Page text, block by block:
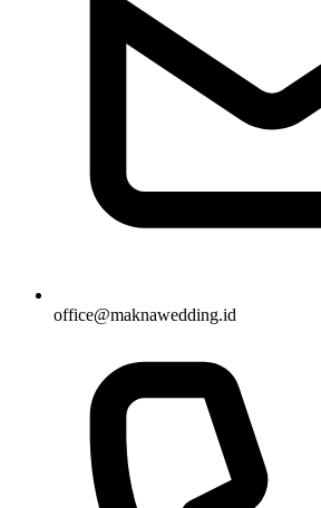
office@maknawedding.id